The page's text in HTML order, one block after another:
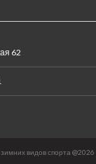
62
видов спорта @2026